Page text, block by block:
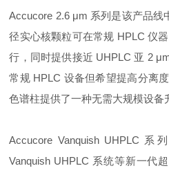
Accucore 2.6 μm 系列是该产品线
径实心核颗粒可在常规 HPLC 仪
行，同时提供接近 UHPLC 亚 2
常规 HPLC 设备但希望提高分离
色谱柱提供了一种无需大规模设备
Accucore Vanquish UHPLC
Vanquish UHPLC 系统等新一代